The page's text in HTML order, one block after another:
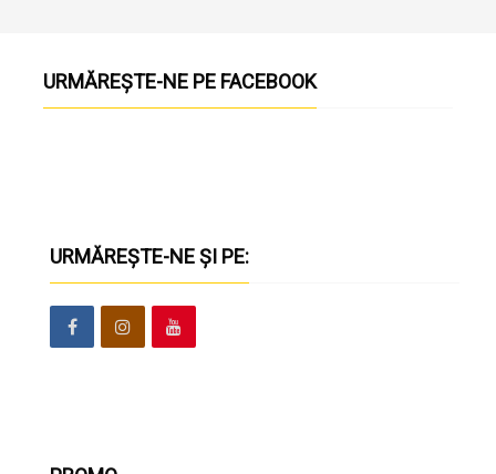
URMĂREȘTE-NE PE FACEBOOK
URMĂREȘTE-NE ȘI PE: